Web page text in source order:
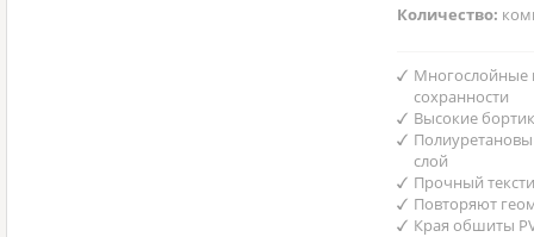
Количество:
Многослойные
сохранности
Высокие
слой
Прочный
Повторяют
Края обшиты